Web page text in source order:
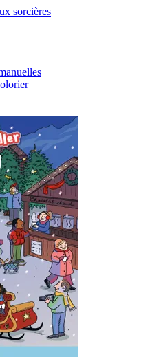
sorcières